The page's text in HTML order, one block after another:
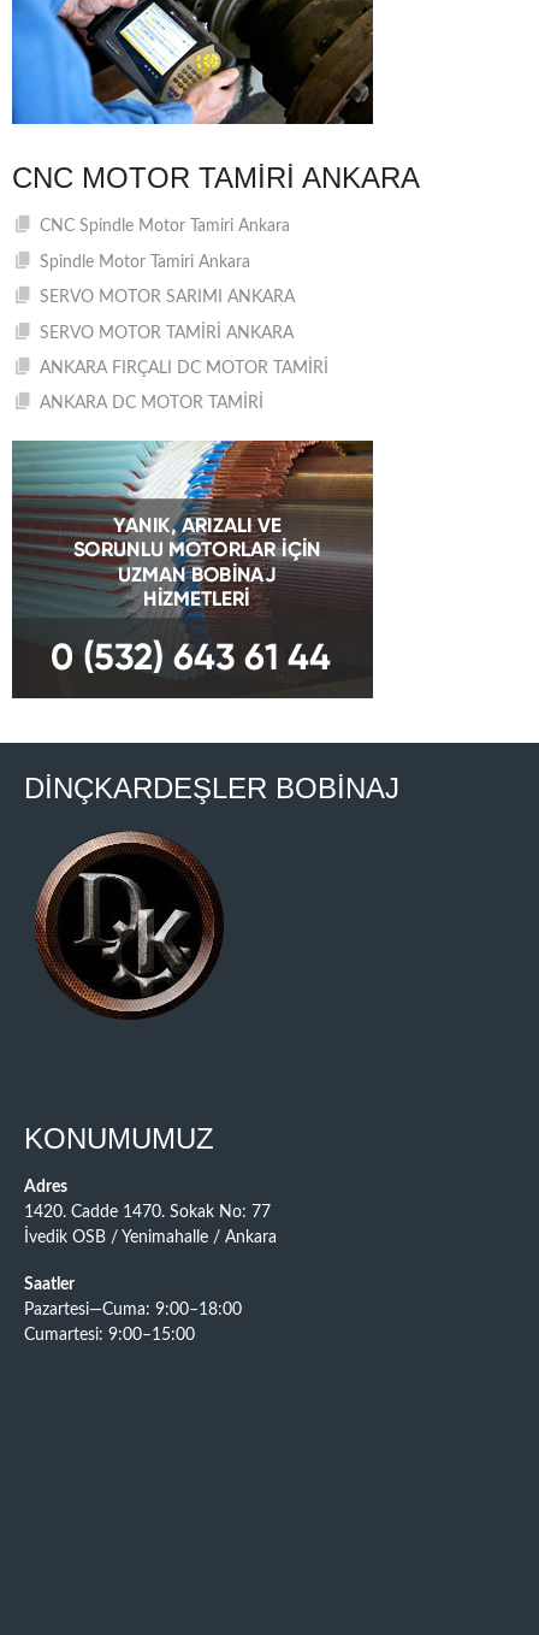
CNC MOTOR TAMIRI ANKARA
CNC Spindle Motor Tamiri Ankara
Spindle Motor Tamiri Ankara
SERVO MOTOR SARIMI ANKARA
SERVO MOTOR TAMİRİ ANKARA
ANKARA FIRÇALI DC MOTOR TAMİRİ
ANKARA DC MOTOR TAMİRİ
DİNÇKARDEŞLER BOBİNAJ
KONUMUMUZ
Adres
1420. Cadde 1470. Sokak No: 77
İvedik OSB / Yenimahalle / Ankara
Saatler
Pazartesi—Cuma: 9:00–18:00
Cumartesi: 9:00–15:00